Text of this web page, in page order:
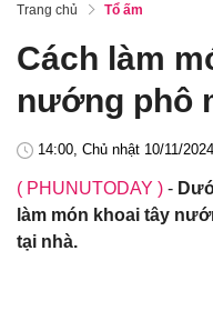
Trang chủ Tổ ấm
Cách làm
nướng phô
14:00, Chủ nhật 10/11/2024
( PHUNUTODAY ) -
làm món khoai tây
tại nhà.